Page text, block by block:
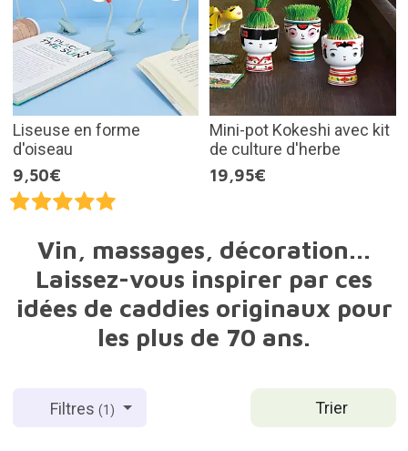
Liseuse en forme
d'oiseau
9,50€
Mini-pot Kokeshi avec kit
de culture d'herbe
19,95€
Vin, massages, décoration...
Laissez-vous inspirer par ces
idées de caddies originaux pour
les plus de 70 ans.
Trier
Filtres(1)